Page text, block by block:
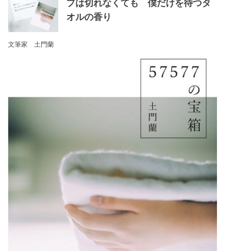
プは切れなくても 僕だけを待つタ
オルの香り
文筆家 土門蘭